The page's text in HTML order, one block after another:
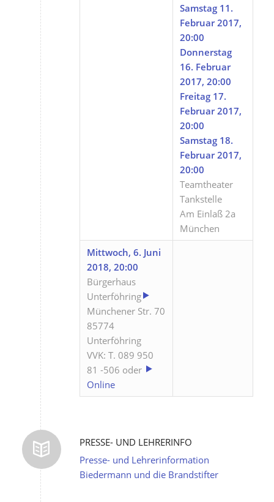
Samstag 11.
Februar 2017,
20:00
Donnerstag
16. Februar
2017, 20:00
Freitag 17.
Februar 2017,
20:00
Samstag 18.
Februar 2017,
20:00
Teamtheater
Tankstelle
Am Einlaß 2a
München
Mittwoch, 6. Juni
2018, 20:00
Bürgerhaus
Unterföhring
Münchener Str. 70
85774
Unterföhring
VVK: T. 089 950
81 -506 oder
Online
PRESSE- UND LEHRERINFO
Presse- und Lehrerinformation
Biedermann und die Brandstifter